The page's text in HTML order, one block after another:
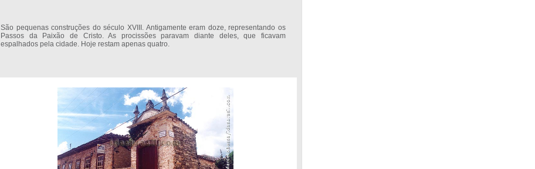
São pequenas construções do século XVIII. Antigamente eram doze, representando os
Passos da Paixão de Cristo. As procissões paravam diante deles, que ficavam
espalhados pela cidade. Hoje restam apenas quatro.